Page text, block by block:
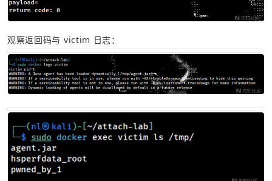
观察返回码与 victim 日志：